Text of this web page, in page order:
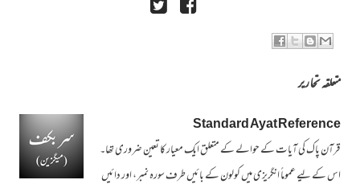
متعلقہ تحاریر
Standard Ayat Reference
قرآن پاک کی آیات کے حوالے کے متعلق ایک معیار کا تعین ضروری تھا۔
اس کے لیے عموماً انگریزی میں کولون کے بائیں طرف سورہ نمبر، اور دائیں